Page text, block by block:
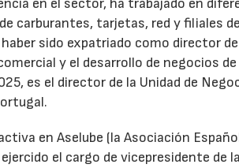
en el sector, ha trabajado en
carburantes, tarjetas, red y filiales
sido expatriado como director
y el desarrollo de negocios
es el director de la Unidad de
en Aselube (la Asociación
el cargo de vicepresidente